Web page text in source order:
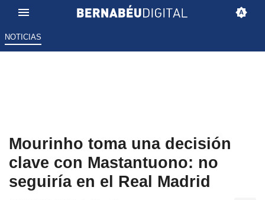
NOTICIAS
Mourinho toma una decisión
clave con Mastantuono: no
seguiría en el Real Madrid